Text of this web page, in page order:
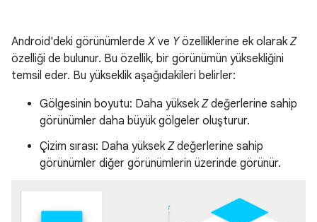
Android'deki görünümlerdeXve Yözelliklerine ek olarak Z
özelliği de bulunur. Bu özellik, bir görünümün yüksekliğini
temsil eder. Bu yükseklik aşağıdakileri belirler:
Gölgesinin boyutu: Daha yüksek Zdeğerlerine sahip
görünümler daha büyük gölgeler oluşturur.
Çizim sırası: Daha yüksek Zdeğerlerine sahip
görünümler diğer görünümlerin üzerinde görünür.